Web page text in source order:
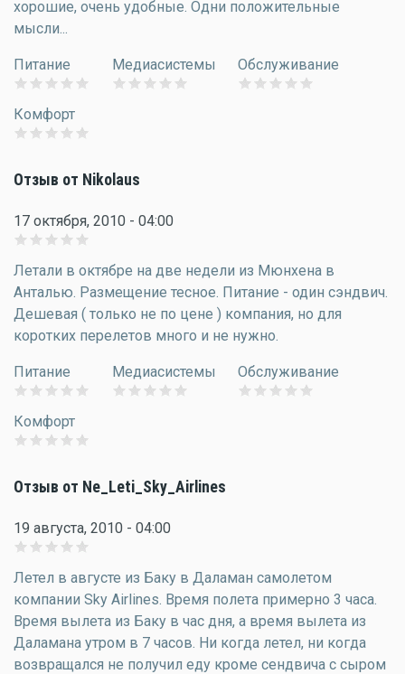
хорошие, очень удобные. Одни положительные
мысли...
Питание Медиасистемы Обслуживание
Комфорт
Отзыв от Nikolaus
17 октября, 2010 - 04:00
Летали в октябре на две недели из Мюнхена в
Анталью. Размещение тесное. Питание - один сэндвич.
Дешевая ( только не по цене ) компания, но для
коротких перелетов много и не нужно.
Питание Медиасистемы Обслуживание
Комфорт
Отзыв от Ne_Leti_Sky_Airlines
19 августа, 2010 - 04:00
Летел в августе из Баку в Даламан самолетом
компании Sky Airlines. Время полета примерно 3 часа.
Время вылета из Баку в час дня, а время вылета из
Даламана утром в 7 часов. Ни когда летел, ни когда
возвращался не получил еду кроме сендвича с сыром